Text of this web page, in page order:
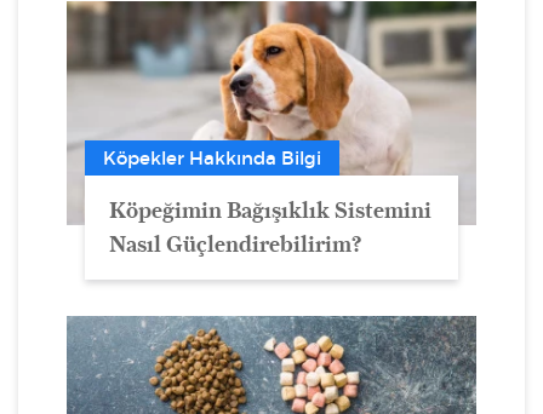
Köpekler Hakkında Bilgi
Köpeğimin Bağışıklık Sistemini
Nasıl Güçlendirebilirim?